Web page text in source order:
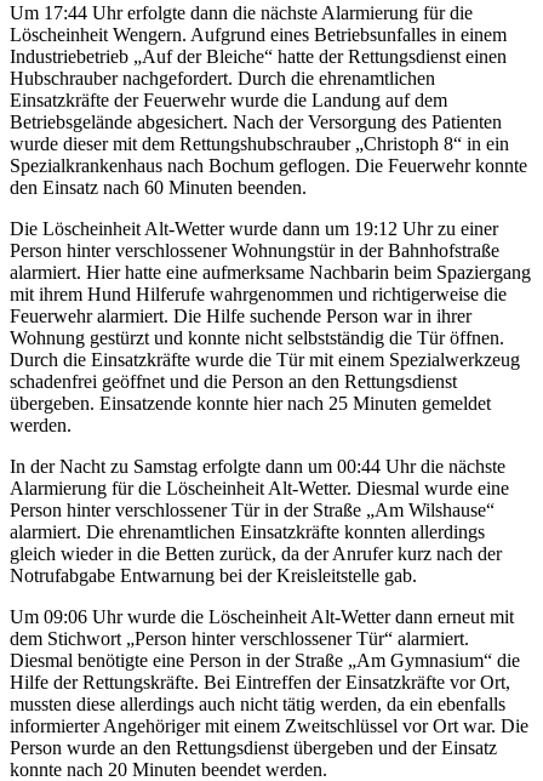
Um 17:44 Uhr erfolgte dann die nächste Alarmierung für die
Löscheinheit Wengern. Aufgrund eines Betriebsunfalles in einem
Industriebetrieb „Auf der Bleiche“ hatte der Rettungsdienst einen
Hubschrauber nachgefordert. Durch die ehrenamtlichen
Einsatzkräfte der Feuerwehr wurde die Landung auf dem
Betriebsgelände abgesichert. Nach der Versorgung des Patienten
wurde dieser mit dem Rettungshubschrauber „Christoph 8“ in ein
Spezialkrankenhaus nach Bochum geflogen. Die Feuerwehr konnte
den Einsatz nach 60 Minuten beenden.
Die Löscheinheit Alt-Wetter wurde dann um 19:12 Uhr zu einer
Person hinter verschlossener Wohnungstür in der Bahnhofstraße
alarmiert. Hier hatte eine aufmerksame Nachbarin beim Spaziergang
mit ihrem Hund Hilferufe wahrgenommen und richtigerweise die
Feuerwehr alarmiert. Die Hilfe suchende Person war in ihrer
Wohnung gestürzt und konnte nicht selbstständig die Tür öffnen.
Durch die Einsatzkräfte wurde die Tür mit einem Spezialwerkzeug
schadenfrei geöffnet und die Person an den Rettungsdienst
übergeben. Einsatzende konnte hier nach 25 Minuten gemeldet
werden.
In der Nacht zu Samstag erfolgte dann um 00:44 Uhr die nächste
Alarmierung für die Löscheinheit Alt-Wetter. Diesmal wurde eine
Person hinter verschlossener Tür in der Straße „Am Wilshause“
alarmiert. Die ehrenamtlichen Einsatzkräfte konnten allerdings
gleich wieder in die Betten zurück, da der Anrufer kurz nach der
Notrufabgabe Entwarnung bei der Kreisleitstelle gab.
Um 09:06 Uhr wurde die Löscheinheit Alt-Wetter dann erneut mit
dem Stichwort „Person hinter verschlossener Tür“ alarmiert.
Diesmal benötigte eine Person in der Straße „Am Gymnasium“ die
Hilfe der Rettungskräfte. Bei Eintreffen der Einsatzkräfte vor Ort,
mussten diese allerdings auch nicht tätig werden, da ein ebenfalls
informierter Angehöriger mit einem Zweitschlüssel vor Ort war. Die
Person wurde an den Rettungsdienst übergeben und der Einsatz
konnte nach 20 Minuten beendet werden.